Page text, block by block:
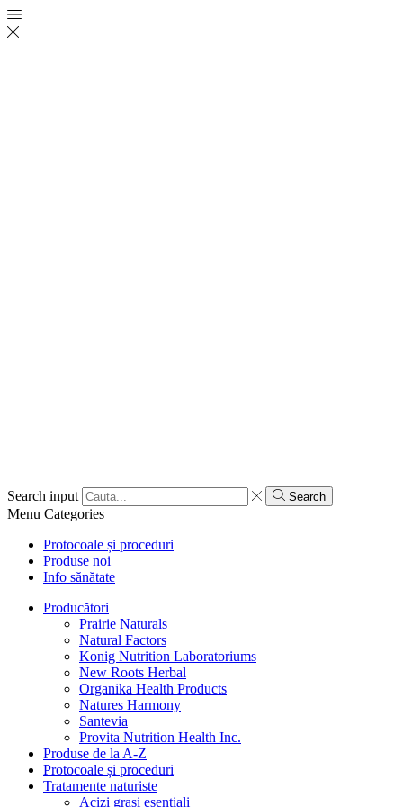
Search input Search
Menu Categories
Protocoale și proceduri
Produse noi
Info sănătate
Producători
Prairie Naturals
Natural Factors
Konig Nutrition Laboratoriums
New Roots Herbal
Organika Health Products
Natures Harmony
Santevia
Provita Nutrition Health Inc.
Produse de la A-Z
Protocoale și proceduri
Tratamente naturiste
Acizi grași esențiali